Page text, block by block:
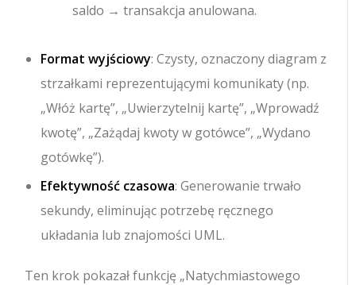
saldo → transakcja anulowana.
Format wyjściowy: Czysty, oznaczony diagram z
strzałkami reprezentującymi komunikaty (np.
„Włóż kartę”, „Uwierzytelnij kartę”, „Wprowadź
kwotę”, „Zażądaj kwoty w gotówce”, „Wydano
gotówkę”).
Efektywność czasowa: Generowanie trwało
sekundy, eliminując potrzebę ręcznego
układania lub znajomości UML.
Ten krok pokazał funkcję „Natychmiastowego